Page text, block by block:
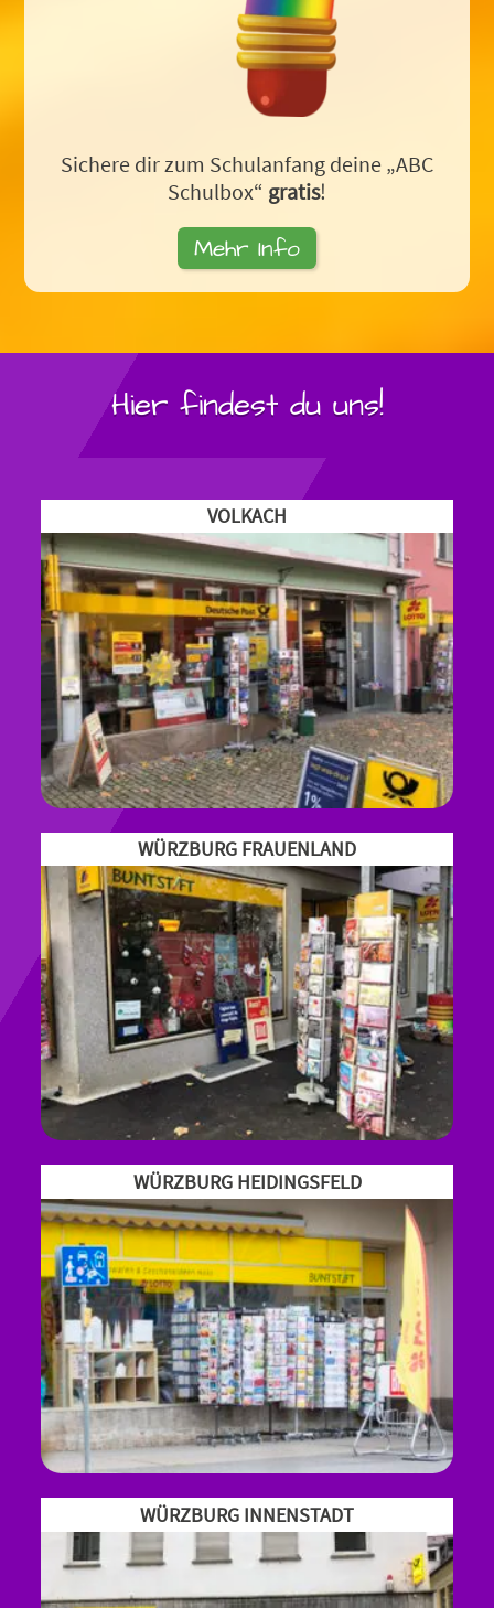
Sichere dir zum Schulanfang deine „ABC
Schulbox“ gratis!
Mehr Info
Hier findest du uns!
VOLKACH
WÜRZBURG FRAUENLAND
WÜRZBURG HEIDINGSFELD
WÜRZBURG INNENSTADT